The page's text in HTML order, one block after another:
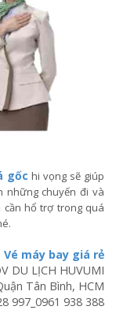
gốc hi vọng sẽ giúp
những chuyến đi và
hổ trợ trong quá
Vé máy bay giá rẻ
DU LỊCH HUVUMI
Tân Bình, HCM
997 0961 938 388